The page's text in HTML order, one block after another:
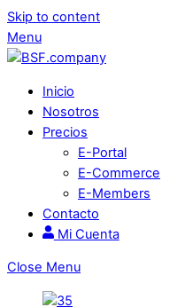
Skip to content
Menu
Inicio
Nosotros
Precios
E-Portal
E-Commerce
E-Members
Contacto
Mi Cuenta
Close Menu